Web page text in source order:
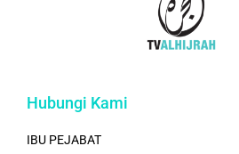
Hubungi Kami
IBU PEJABAT